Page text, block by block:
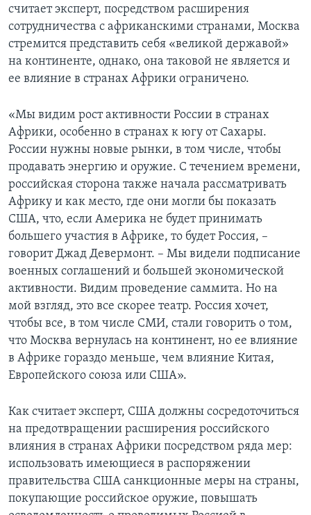
считает эксперт, посредством расширения
сотрудничества с африканскими странами, Москва
стремится представить себя «великой державой»
на континенте, однако, она таковой не является и
ее влияние в странах Африки ограничено.
«Мы видим рост активности России в странах
Африки, особенно в странах к югу от Сахары.
России нужны новые рынки, в том числе, чтобы
продавать энергию и оружие. С течением времени,
российская сторона также начала рассматривать
Африку и как место, где они могли бы показать
США, что, если Америка не будет принимать
большего участия в Африке, то будет Россия, –
говорит Джад Девермонт. – Мы видели подписание
военных соглашений и большей экономической
активности. Видим проведение саммита. Но на
мой взгляд, это все скорее театр. Россия хочет,
чтобы все, в том числе СМИ, стали говорить о том,
что Москва вернулась на континент, но ее влияние
в Африке гораздо меньше, чем влияние Китая,
Европейского союза или США».
Как считает эксперт, США должны сосредоточиться
на предотвращении расширения российского
влияния в странах Африки посредством ряда мер:
использовать имеющиеся в распоряжении
правительства США санкционные меры на страны,
покупающие российское оружие, повышать